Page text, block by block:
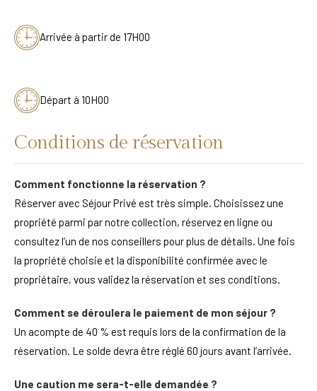
Arrivée à partir de 17H00
Départ à 10H00
Conditions de réservation
Comment fonctionne la réservation ?
Réserver avec Séjour Privé est très simple. Choisissez une
propriété parmi par notre collection, réservez en ligne ou
consultez l’un de nos conseillers pour plus de détails. Une fois
la propriété choisie et la disponibilité confirmée avec le
propriétaire, vous validez la réservation et ses conditions.
Comment se déroulera le paiement de mon séjour ?
Un acompte de 40 % est requis lors de la confirmation de la
réservation. Le solde devra être réglé 60 jours avant l’arrivée.
Une caution me sera-t-elle demandée ?